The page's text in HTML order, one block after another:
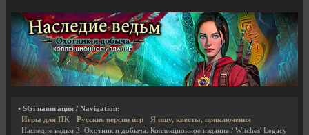
• SGi навигация / Navigation:
Игры для ПК
Русские версии игр
Я ищу, квесты, приключения
Наследие ведьм 3. Охотник и добыча. Коллекционное издание / Witches' Legacy